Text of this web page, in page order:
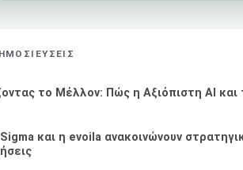
το Μέλλον: Πώς η Αξιόπιστη AI
και η evoila ανακοινώνουν